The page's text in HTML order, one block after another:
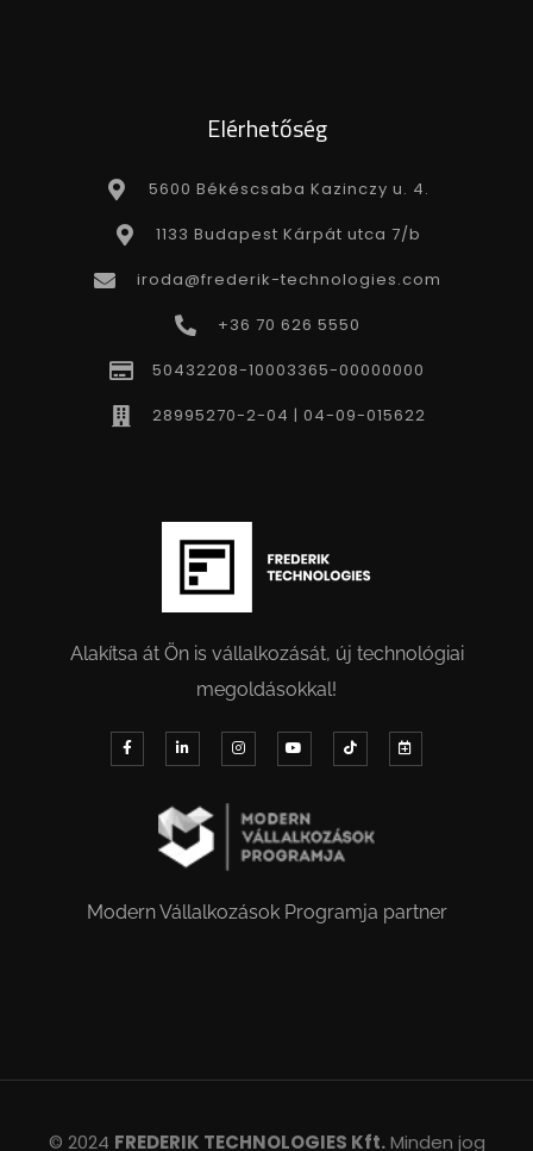
Elérhetőség
5600 Békéscsaba Kazinczy u. 4.
1133 Budapest Kárpát utca 7/b
iroda@frederik-technologies.com
+36 70 626 5550
50432208-10003365-00000000
28995270-2-04 | 04-09-015622
Alakítsa át Ön is vállalkozását, új technológiai
megoldásokkal!
Modern Vállalkozások Programja partner
© 2024 FREDERIK TECHNOLOGIES Kft.Minden jog